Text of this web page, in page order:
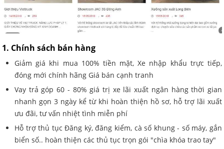
1. Chính sách bán hàng
Giảm giá khi mua 100% tiền mặt, Xe nhập khẩu trực tiếp,
đóng mới chính hãng Giá bán cạnh tranh
Vay trả góp 60 - 80% giá trị xe lãi xuất ngân hàng thời gian
nhanh gọn 3 ngày kể từ khi hoàn thiện hồ sơ, hỗ trợ lãi xuất
ưu đãi, tư vấn nhiệt tình miễn phí
Hỗ trợ thủ tục Đăng ký, đăng kiểm, cà số khung - số máy, gắn
biển số.. hoàn thiện các thủ tục trọn gói "chìa khóa trao tay"